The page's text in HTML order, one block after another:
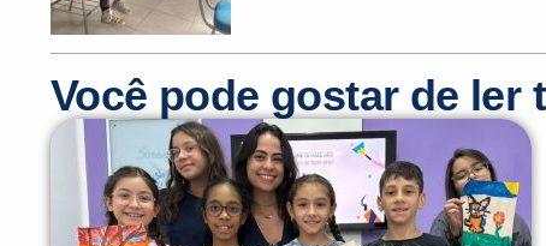
Você pode gostar de ler